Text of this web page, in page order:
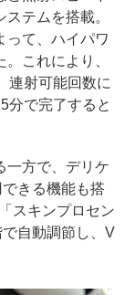
テムを搭載。
って、ハイパワ
これにより、
連射可能回数に
分で完了すると
一方で、デリケ
きる機能も搭
スキンプロセン
自動調節し、V